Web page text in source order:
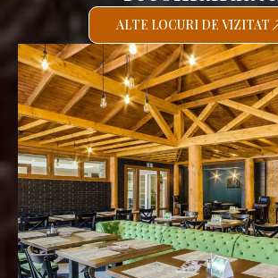
ALTE LOCURI DE VIZITAT